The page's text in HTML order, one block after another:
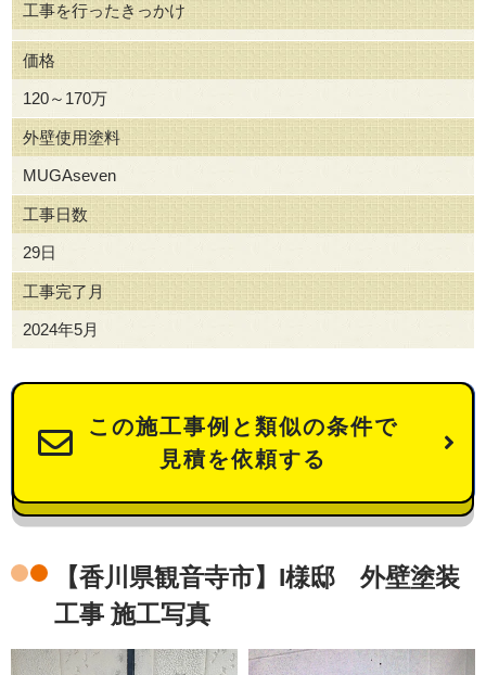
工事を行ったきっかけ
価格
120～170万
外壁使用塗料
MUGAseven
工事日数
29日
工事完了月
2024年5月
この施工事例と類似の条件で
見積を依頼する
【香川県観音寺市】I様邸 外壁塗装
工事 施工写真